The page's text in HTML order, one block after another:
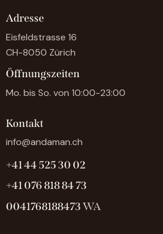
Adresse
Eisfeldstrasse 16
CH-8050 Zürich
Öffnungszeiten
Mo. bis So. von 10:00-23:00
Kontakt
info@andaman.ch
+41 44 525 30 02
+41 076 818 84 73
0041768188473WA